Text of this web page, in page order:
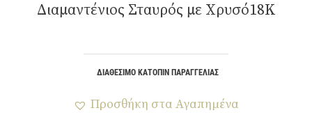
Διαμαντένιος Σταυρός με Χρυσό18K
ΔΙΑΘΈΣΙΜΟ ΚΑΤΌΠΙΝ ΠΑΡΑΓΓΕΛΊΑΣ
Προσθήκη στα Αγαπημένα